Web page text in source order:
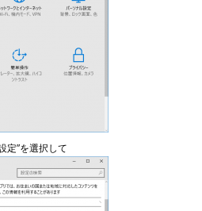
定”を選択して